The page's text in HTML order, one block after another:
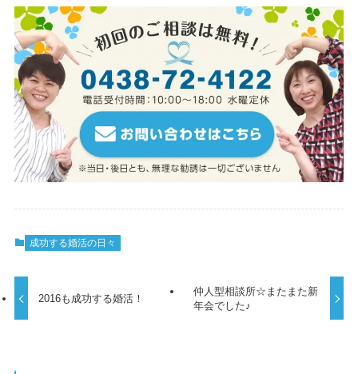
成功する婚活の日々
2016も成功する婚活！
仲人型相談所☆またまた新
年会でした♪